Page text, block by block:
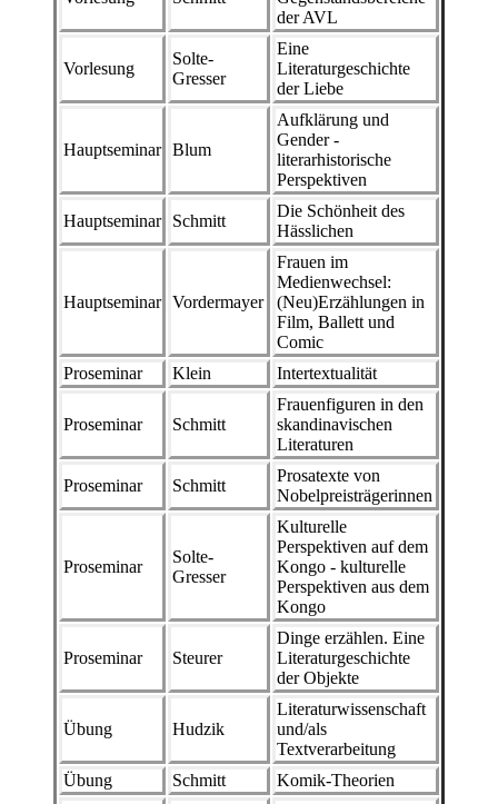
der AVL
Vorlesung
Solte-
Gresser
Eine
Literaturgeschichte
der Liebe
Hauptseminar Blum
Aufklärung und
Gender -
literarhistorische
Perspektiven
Hauptseminar Schmitt
Die Schönheit des
Hässlichen
Hauptseminar Vordermayer
Frauen im
Medienwechsel:
(Neu)Erzählungen in
Film, Ballett und
Comic
Proseminar
Klein Intertextualität
Proseminar Schmitt
Frauenfiguren in den
skandinavischen
Literaturen
Proseminar Schmitt
Prosatexte von
Nobelpreisträgerinnen
Proseminar
Solte-
Gresser
Kulturelle
Perspektiven auf dem
Kongo - kulturelle
Perspektiven aus dem
Kongo
Proseminar Steurer
Dinge erzählen. Eine
Literaturgeschichte
der Objekte
Übung Hudzik
Literaturwissenschaft
und/als
Textverarbeitung
Übung
Schmitt Komik-Theorien